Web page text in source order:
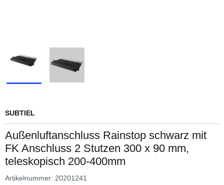
SUBTIEL
Außenluftanschluss Rainstop schwarz mit
FK Anschluss 2 Stutzen 300 x 90 mm,
teleskopisch 200-400mm
Artikelnummer: 20201241